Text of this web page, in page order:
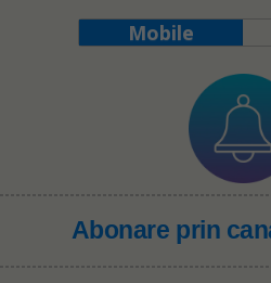
Mobile
Abonare prin